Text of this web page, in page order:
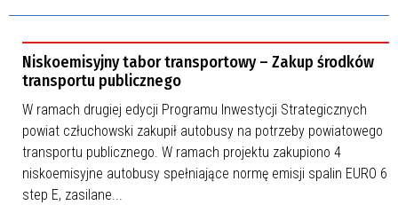
Niskoemisyjny tabor transportowy – Zakup środków
transportu publicznego
W ramach drugiej edycji Programu Inwestycji Strategicznych
powiat człuchowski zakupił autobusy na potrzeby powiatowego
transportu publicznego. W ramach projektu zakupiono 4
niskoemisyjne autobusy spełniające normę emisji spalin EURO 6
step E, zasilane...